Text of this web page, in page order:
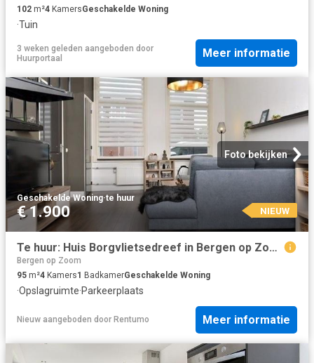
102 m²4 KamersGeschakelde Woning
·Tuin
3 weken geleden aangeboden door
Huurportaal
Meer informatie
Foto bekijken
Geschakelde Woning·te huur
€ 1.900 NIEUW
Te huur: Huis Borgvlietsedreef in Bergen op Zoom
Bergen op Zoom
95 m²4 Kamers1 BadkamerGeschakelde Woning
·Opslagruimte·Parkeerplaats
Nieuw aangeboden door Rentumo Meer informatie